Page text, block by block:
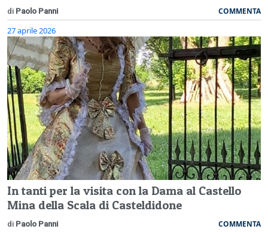
di Paolo Panni COMMENTA
27 aprile 2026
In tanti per la visita con la Dama al Castello
Mina della Scala di Casteldidone
di Paolo Panni COMMENTA